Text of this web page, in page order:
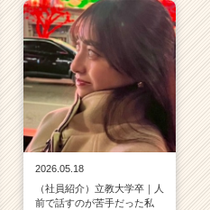
2026.05.18
（社員紹介）立教大学卒｜人
前で話すのが苦手だった私